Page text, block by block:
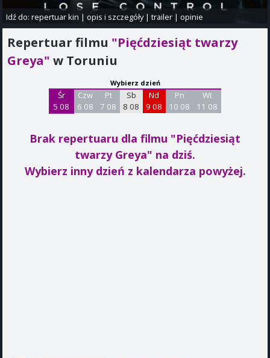
Idź do:repertuar kin |opis i szczegóły|trailer |opinie
Repertuar filmu "Pięćdziesiąt twarzy
Greya" w Toruniu
Wybierz dzień
Śr
5 08
Czw
6 08
Pt
7 08
Sb
8 08
Nd
9 08
Pn
10 08
Wt
11 08
Brak repertuaru dla filmu "Pięćdziesiąt
twarzy Greya" na dziś.
Wybierz inny dzień z kalendarza powyżej.